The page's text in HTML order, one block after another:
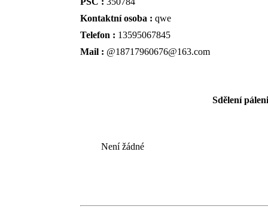
Kontaktní osoba : qwe
Telefon : 13595067845
Mail : @18717960676@163.com
Sdělení
Není žádné